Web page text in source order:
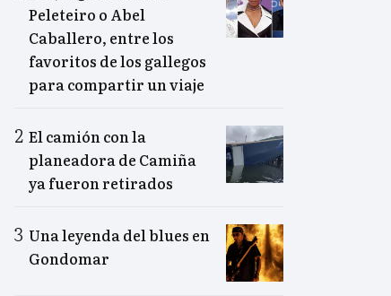
Peleteiro o Abel
Caballero, entre los
favoritos de los gallegos
para compartir un viaje
El camión con la
planeadora de Camiña
ya fueron retirados
Una leyenda del blues en
Gondomar